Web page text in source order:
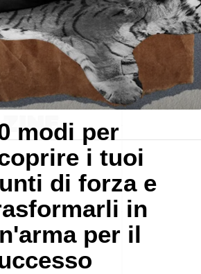
modi per
i tuoi
di forza e
in
per il